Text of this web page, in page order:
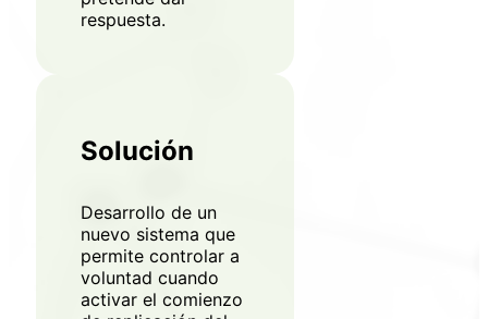
respuesta.
Solución
Desarrollo de un
nuevo sistema que
permite controlar a
voluntad cuando
activar el comienzo